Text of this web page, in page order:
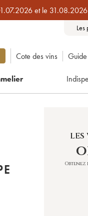
et le
Cote des vins